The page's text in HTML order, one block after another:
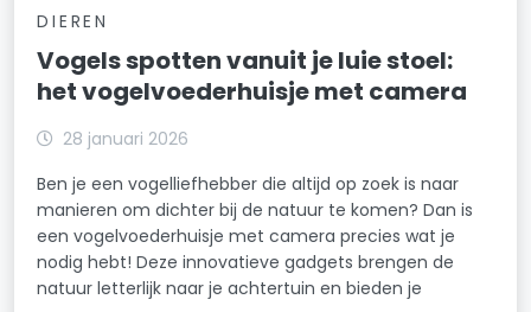
DIEREN
Vogels spotten vanuit je luie stoel:
het vogelvoederhuisje met camera
28 januari 2026
Ben je een vogelliefhebber die altijd op zoek is naar
manieren om dichter bij de natuur te komen? Dan is
een vogelvoederhuisje met camera precies wat je
nodig hebt! Deze innovatieve gadgets brengen de
natuur letterlijk naar je achtertuin en bieden je